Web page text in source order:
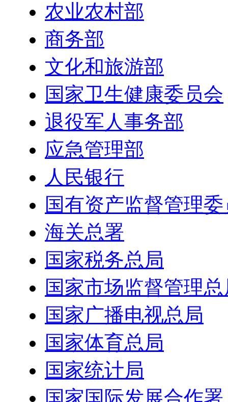
农业农村部
商务部
文化和旅游部
国家卫生健康委员会
退役军人事务部
应急管理部
人民银行
国有资产监督管理
海关总署
国家税务总局
国家市场监督管理
国家广播电视总局
国家体育总局
国家统计局